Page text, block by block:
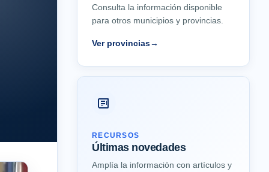
Consulta la información disponible
para otros municipios y provincias.
Ver provincias→
RECURSOS
Últimas novedades
Amplía la información con artículos y